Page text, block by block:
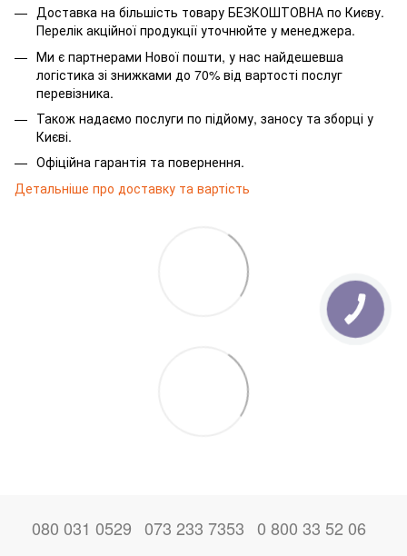
Доставка на більшість товару БЕЗКОШТОВНА по Києву.
Перелік акційної продукції уточнюйте у менеджера.
Ми є партнерами Нової пошти, у нас найдешевша
логістика зі знижками до 70% від вартості послуг
перевізника.
Також надаємо послуги по підйому, заносу та зборці у
Києві.
Офіційна гарантія та повернення.
Детальніше про доставку та вартість
080 031 0529 073 233 7353 0 800 33 52 06